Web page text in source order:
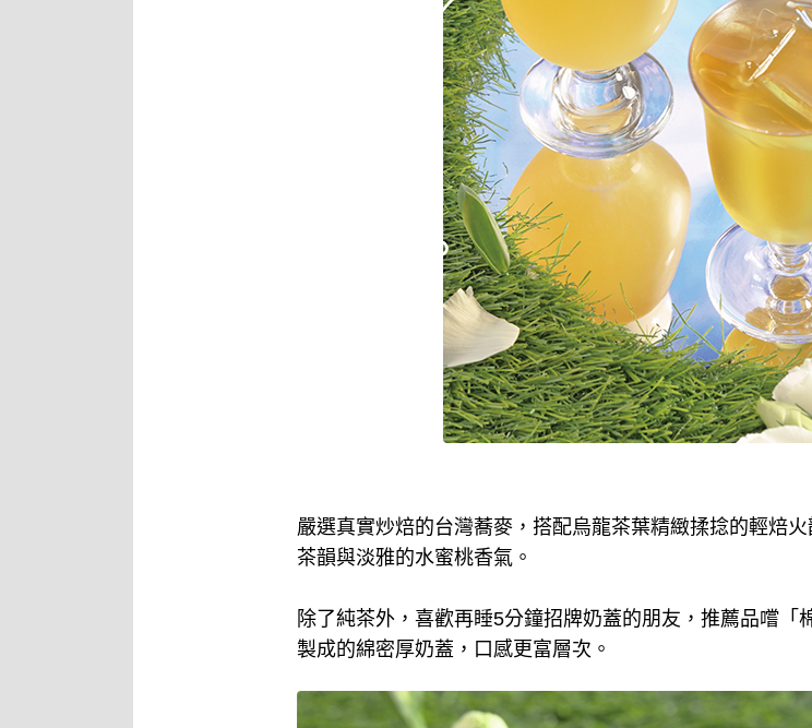
嚴選真實炒焙的台灣蕎麥，搭配烏龍茶葉精緻揉捻的輕焙
茶韻與淡雅的水蜜桃香氣。
除了純茶外，喜歡再睡5分鐘招牌奶蓋的朋友，推薦品嚐
製成的綿密厚奶蓋，口感更富層次。